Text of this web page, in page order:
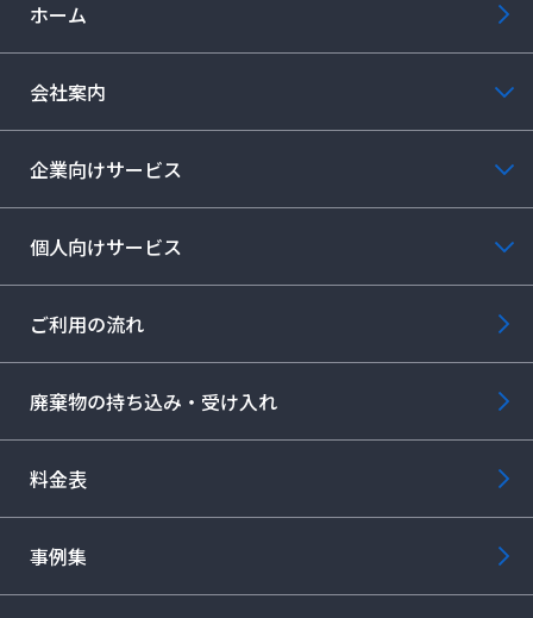
ホーム
会社案内
企業向けサービス
個人向けサービス
ご利用の流れ
廃棄物の持ち込み・受け入れ
料金表
事例集